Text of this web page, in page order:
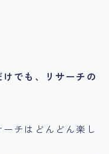
でも、リサーチの
チはどんどん楽し